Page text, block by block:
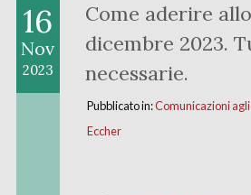
Come aderire
dicembre 2023.
necessarie.
16
Nov
2023
Pubblicato in:Comunicazioni
Eccher